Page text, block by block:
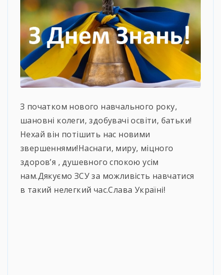
З початком нового навчального року,
шановні колеги, здобувачі освіти, батьки!
Нехай він потішить нас новими
звершеннями!Наснаги, миру, міцного
здоров’я , душевного спокою усім
нам.Дякуємо ЗСУ за можливість навчатися
в такий нелегкий час.Слава Україні!